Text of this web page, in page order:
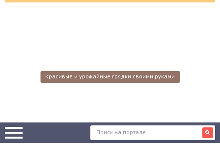
Красивые и урожайные грядки своими руками